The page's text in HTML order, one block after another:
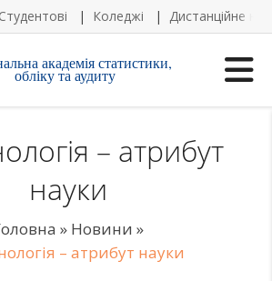
Студентові Коледжі Дистанційне
академія статистики,
обліку та аудиту
– атрибут
науки
» Новини »
– атрибут науки